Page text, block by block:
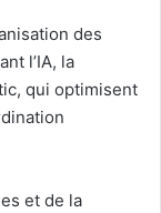
des
l’IA, la
qui optimisent
et de la